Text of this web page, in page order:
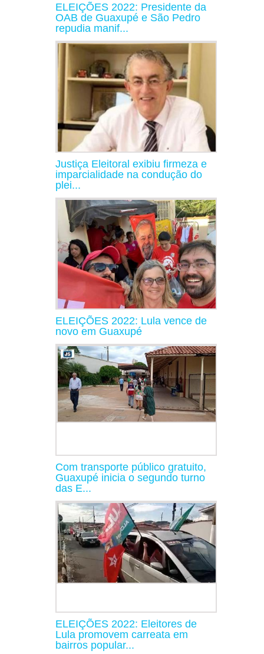
ELEIÇÕES 2022: Presidente da
OAB de Guaxupé e São Pedro
repudia manif...
Justiça Eleitoral exibiu firmeza e
imparcialidade na condução do
plei...
ELEIÇÕES 2022: Lula vence de
novo em Guaxupé
Com transporte público gratuito,
Guaxupé inicia o segundo turno
das E...
ELEIÇÕES 2022: Eleitores de
Lula promovem carreata em
bairros popular...